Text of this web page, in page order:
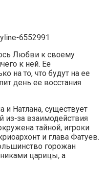
Любви к своему
к ней. Ее
на то, что будут на ее
день ее восстания
и Натлана, существует
за взаимодействия
тайной, игроки
и глава Фатуев.
горожан
царицы, а